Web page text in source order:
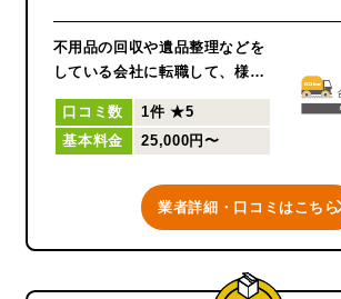
不用品の回収や遺品整理などを
している会社に転職して、様々
なノウハウを身につけました。
それから自分自身のやり方をお
客様に提供することで、もっと
思いエコリードを設立しまし
た。 昔からかなりのポジティブ
いことはない」 「やってみて駄
口コミ数 1件 ★5
基本料金
25,000円〜
業者詳細・口コミはこちら